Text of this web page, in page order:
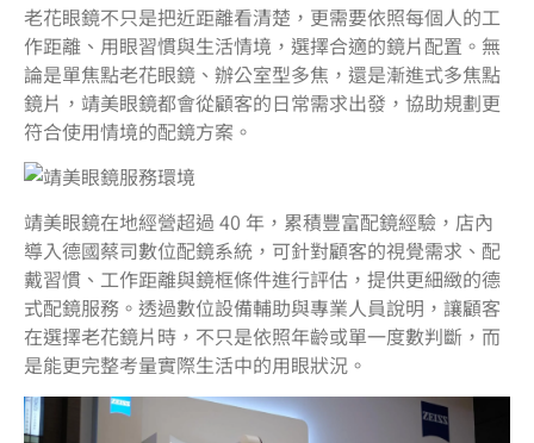
老花眼鏡不只是把近距離看清楚，更需要依照每個人的工
作距離、用眼習慣與生活情境，選擇合適的鏡片配置。無
論是單焦點老花眼鏡、辦公室型多焦，還是漸進式多焦點
鏡片，靖美眼鏡都會從顧客的日常需求出發，協助規劃更
符合使用情境的配鏡方案。
靖美眼鏡在地經營超過 40 年，累積豐富配鏡經驗，店內
導入德國蔡司數位配鏡系統，可針對顧客的視覺需求、配
戴習慣、工作距離與鏡框條件進行評估，提供更細緻的德
式配鏡服務。透過數位設備輔助與專業人員說明，讓顧客
在選擇老花鏡片時，不只是依照年齡或單一度數判斷，而
是能更完整考量實際生活中的用眼狀況。